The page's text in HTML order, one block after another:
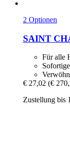
2 Optionen
SAINT
Für alle
€ 27,02 (€
Zustellung bis